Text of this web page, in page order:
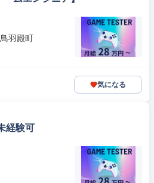
羽殿町
気になる
経験可